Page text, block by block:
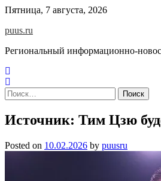
Skip
content
Пятница, 7 августа, 2026
puus.ru
Региональный информационно-
Найти:
Источник: Тим Цзю
Posted on 10.02.2026 by puusru